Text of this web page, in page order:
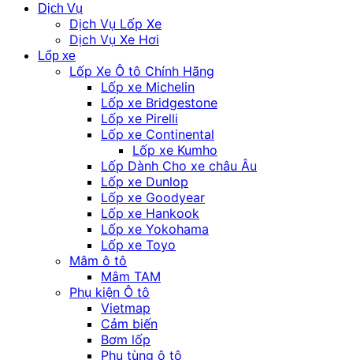
Dịch Vụ
Dịch Vụ Lốp Xe
Dịch Vụ Xe Hơi
Lốp xe
Lốp Xe Ô tô Chính Hãng
Lốp xe Michelin
Lốp xe Bridgestone
Lốp xe Pirelli
Lốp xe Continental
Lốp xe Kumho
Lốp Dành Cho xe châu Âu
Lốp xe Dunlop
Lốp xe Goodyear
Lốp xe Hankook
Lốp xe Yokohama
Lốp xe Toyo
Mâm ô tô
Mâm TAM
Phụ kiện Ô tô
Vietmap
Cảm biến
Bơm lốp
Phụ tùng ô tô